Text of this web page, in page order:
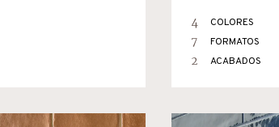
4 COLORES
7 FORMATOS
2 ACABADOS